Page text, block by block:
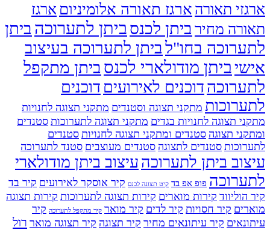
תאורהארגז תאורה אלומיניוםארגז
מחירביתן לכנסביתן לתערוכהביתן
בחו"לביתן לתערוכה בעיצוב
ביתן מודולארי לכנסביתן מתקפל
דוכנים לאירועיםדוכנים
מתקני תצוגה וסטנדים מתקני תצוגה לחנויות
תצוגה לחנויות בגדים מתקני תצוגה לתערוכות סטנדים
תצוגה סטנדים ומתקני תצוגה לחנויות סטנדים
סטנדים לתצוגה סטנדים מעוצבים סטנד לתערוכה
ביתן לתערוכה עיצוב ביתן מודולארי
פופ אפ בד קיט תצוגה לכנס קיר אוסקר לאירועים קיר בד
קירות מוארים קירות תצוגה לתערוכות קירות תצוגה
קיר חסויות קיר לדים קיר מואר קיר מתקפל לתערוכה קיר
קיר עיתונאים מחיר קיר תצוגה קיר תצוגה מואר רול